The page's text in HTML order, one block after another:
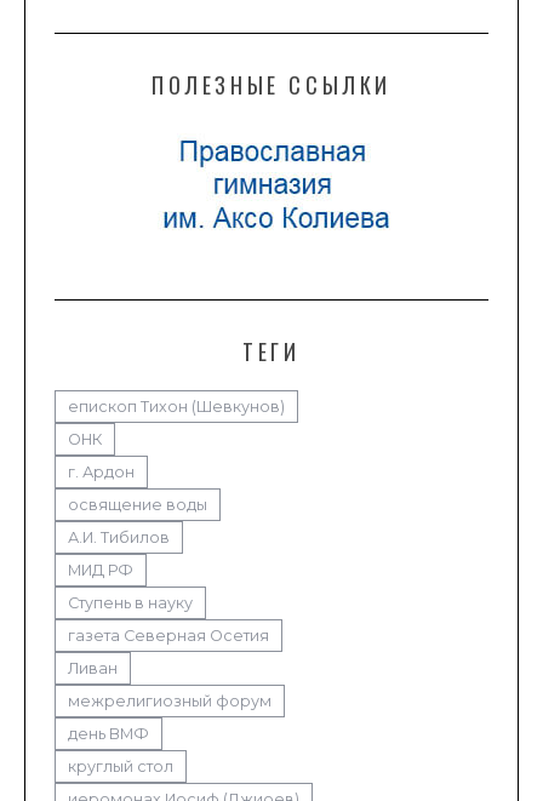
ПОЛЕЗНЫЕ ССЫЛКИ
ТЕГИ
епископ Тихон (Шевкунов)
ОНК
г. Ардон
освящение воды
А.И. Тибилов
МИД РФ
Ступень в науку
газета Северная Осетия
Ливан
межрелигиозный форум
день ВМФ
круглый стол